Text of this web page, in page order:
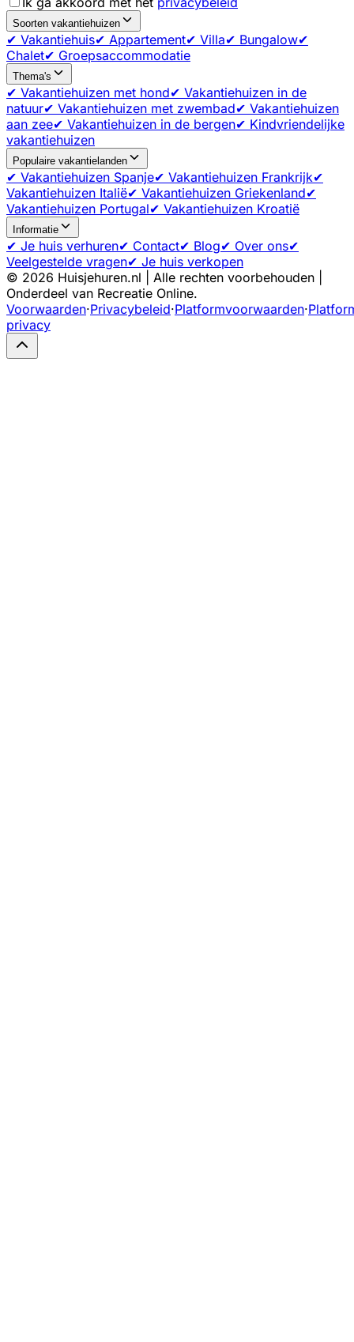
Soorten vakantiehuizen
✔ Vakantiehuis✔ Appartement✔ Villa✔ Bungalow✔
Chalet✔ Groepsaccommodatie
Thema's
✔ Vakantiehuizen met hond✔ Vakantiehuizen in de
natuur✔ Vakantiehuizen met zwembad✔ Vakantiehuizen
aan zee✔ Vakantiehuizen in de bergen✔ Kindvriendelijke
vakantiehuizen
Populaire vakantielanden
✔ Vakantiehuizen Spanje✔ Vakantiehuizen Frankrijk✔
Vakantiehuizen Italië✔ Vakantiehuizen Griekenland✔
Vakantiehuizen Portugal✔ Vakantiehuizen Kroatië
Informatie
✔ Je huis verhuren✔ Contact✔ Blog✔ Over ons✔
Veelgestelde vragen✔ Je huis verkopen
© 2026 Huisjehuren.nl | Alle rechten voorbehouden |
Onderdeel van Recreatie Online.
Voorwaarden·Privacybeleid·Platformvoorwaarden·
privacy